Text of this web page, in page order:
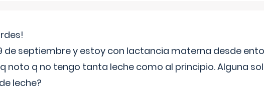
de septiembre y estoy con lactancia materna desde
noto q no tengo tanta leche como al principio. Alguna
leche?